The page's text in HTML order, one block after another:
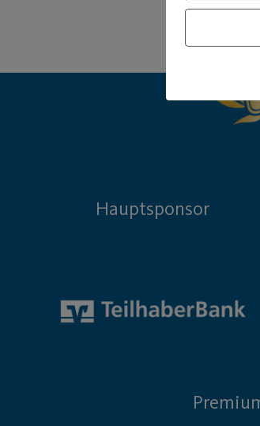
Hauptsponsor